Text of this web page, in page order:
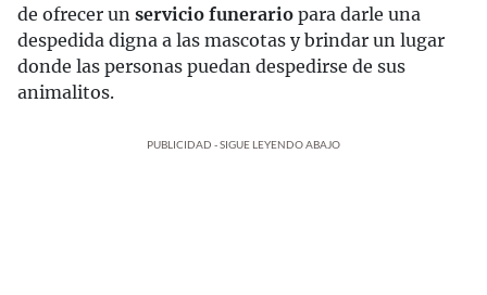
de ofrecer un servicio funerario para darle una
despedida digna a las mascotas y brindar un lugar
donde las personas puedan despedirse de sus
animalitos.
PUBLICIDAD - SIGUE LEYENDO ABAJO